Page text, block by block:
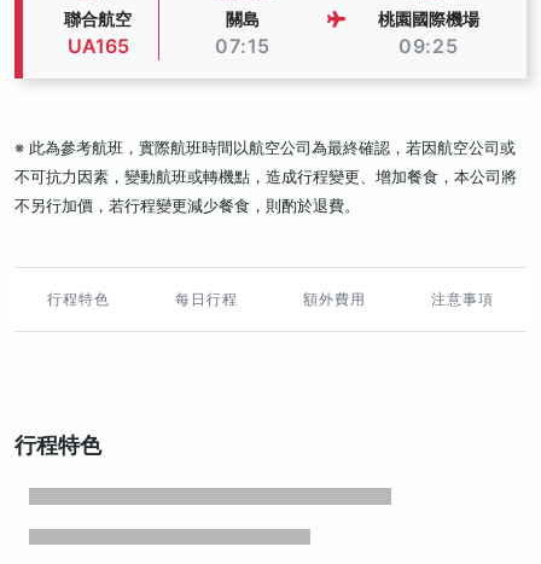
聯合航空
UA165
關島
07:15
桃園國際機場
09:25
※ 此為參考航班，實際航班時間以航空公司為最終確認，若因航空公司或
不可抗力因素，變動航班或轉機點，造成行程變更、增加餐食，本公司將
不另行加價，若行程變更減少餐食，則酌於退費。
行程特色 每日行程 額外費用 注意事項
行程特色